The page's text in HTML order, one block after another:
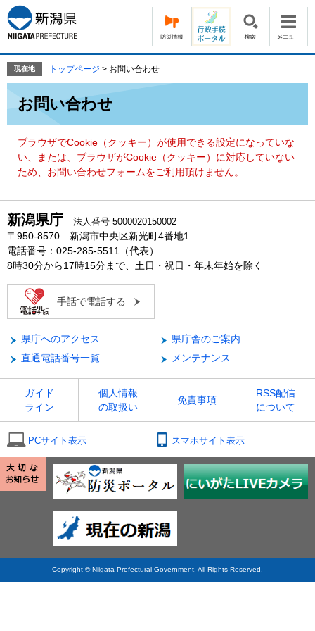
ー
ジ
の
頭
す。
ニ
ュ
ー
飛
て
現在地 トップページ > お問い合わせ
お問い合わせ
ブラウザでCookie（クッキー）が使用できる設定になっていな
い、または、ブラウザがCookie（クッキー）に対応していない
ため、お問い合わせフォームをご利用頂けません。
新潟県庁 法人番号 5000020150002
〒950-8570 新潟市中央区新光町4番地1
電話番号：025-285-5511（代表）
8時30分から17時15分まで、土日・祝日・年末年始を除く
手話で電話する
県庁へのアクセス
県庁舎のご案内
直通電話番号一覧
メンテナンス
ガイド
ライン
個人情報
の取扱い
免責事項
RSS配信
について
PCサイト表示 スマホサイト表示
Copyright © Niigata Prefectural Government. All Rights Reserved.